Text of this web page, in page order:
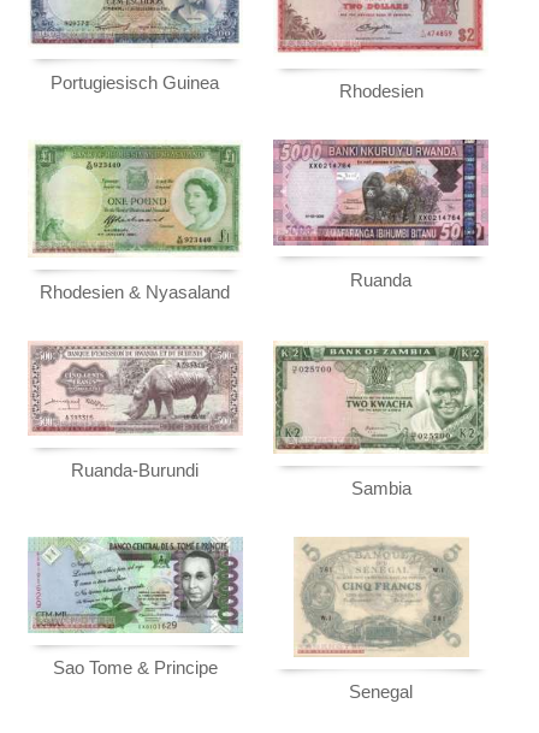
Portugiesisch Guinea Rhodesien
Rhodesien & Nyasaland
Ruanda
Ruanda-Burundi
Sambia
Sao Tome & Principe
Senegal